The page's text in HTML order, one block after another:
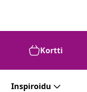
Kortti
Inspiroidu